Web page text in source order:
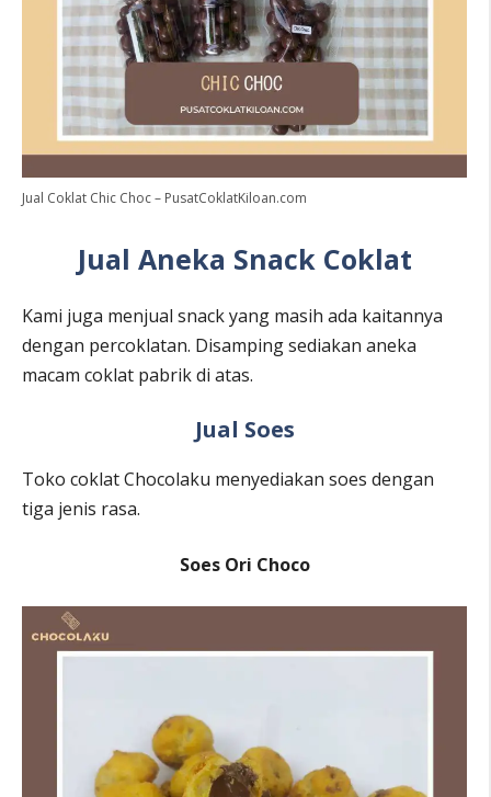
Jual Coklat Chic Choc – PusatCoklatKiloan.com
Jual Aneka Snack Coklat
Kami juga menjual snack yang masih ada kaitannya
dengan percoklatan. Disamping sediakan aneka
macam coklat pabrik di atas.
Jual Soes
Toko coklat Chocolaku menyediakan soes dengan
tiga jenis rasa.
Soes Ori Choco